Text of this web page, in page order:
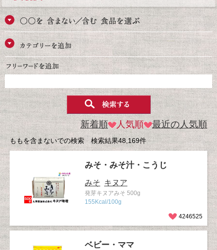
新着順 人気順 最近の人気順
ももを含まないでの検索 検索結果48,169件
みそ・みそ汁・こうじ
みそ キヌア
発芽キヌアみそ 500g
155Kcal/100g
4246525
ベビー・ママ